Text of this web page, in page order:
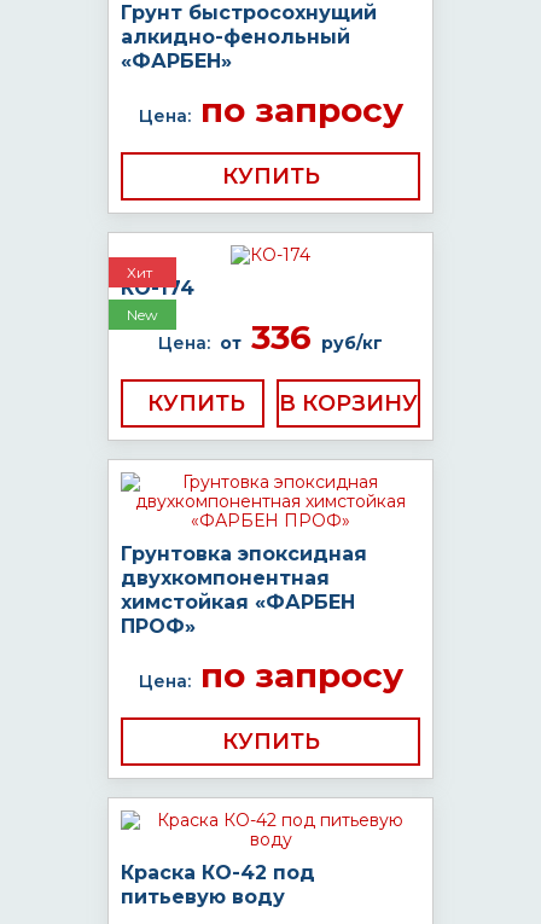
Грунт быстросохнущий
алкидно-фенольный
«ФАРБЕН»
Цена:по запросу
КУПИТЬ
Хит
New
КО-174
Цена: от 336 руб/кг
КУПИТЬ
Грунтовка эпоксидная
двухкомпонентная
химстойкая «ФАРБЕН
ПРОФ»
Цена:по запросу
КУПИТЬ
Краска КО-42 под
питьевую воду